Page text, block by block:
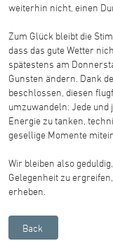
weiterhin nicht, einen
Zum Glück bleibt die
dass das gute Wetter
spätestens am
Gunsten ändern. Dank
beschlossen, diesen
umzuwandeln: Jede und
Energie zu tanken,
gesellige Momente
Wir bleiben also
Gelegenheit zu
erheben.